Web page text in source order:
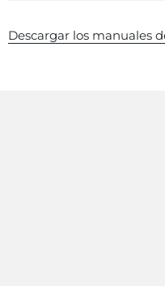
Descargar los manuales